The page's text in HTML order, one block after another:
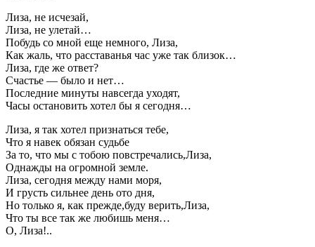
Лиза, не исчезай,
Лиза, не улетай…
Побудь со мной еще немного, Лиза,
Как жаль, что расставанья час уже так близок…
Лиза, где же ответ?
Счастье — было и нет…
Последние минуты навсегда уходят,
Часы остановить хотел бы я сегодня…
Лиза, я так хотел признаться тебе,
Что я навек обязан судьбе
За то, что мы с тобою повстречались,Лиза,
Однажды на огромной земле.
Лиза, сегодня между нами моря,
И грусть сильнее день ото дня,
Но только я, как прежде,буду верить,Лиза,
Что ты все так же любишь меня…
О, Лиза!..